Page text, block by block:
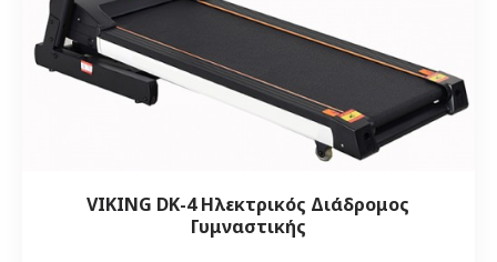
VIKING DK-4 Ηλεκτρικός Διάδρομος
Γυμναστικής